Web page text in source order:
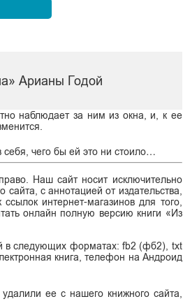
Арианы Годой
наблюдает за ним из окна, и, к ее
себя, чего бы ей это ни стоило…
Наш сайт носит исключительно
с аннотацией от издательства,
интернет-магазинов для того,
онлайн полную версию книги «Из
в следующих форматах: fb2 (фб2), txt
книга, телефон на Андроид
ее с нашего книжного сайта,